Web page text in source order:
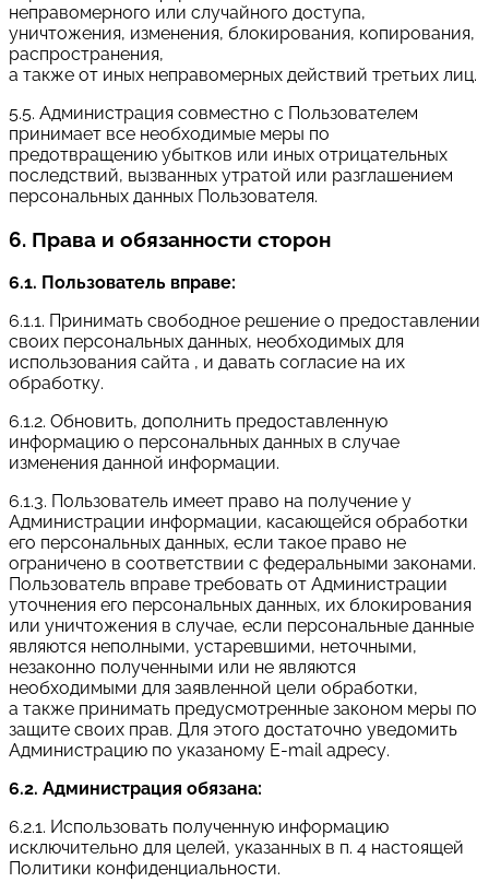
неправомерного или случайного доступа,
уничтожения, изменения, блокирования, копирования,
распространения,
а также от иных неправомерных действий третьих лиц.
5.5. Администрация совместно с Пользователем
принимает все необходимые меры по
предотвращению убытков или иных отрицательных
последствий, вызванных утратой или разглашением
персональных данных Пользователя.
6. Права и обязанности сторон
6.1. Пользователь вправе:
6.1.1. Принимать свободное решение о предоставлении
своих персональных данных, необходимых для
использования сайта , и давать согласие на их
обработку.
6.1.2. Обновить, дополнить предоставленную
информацию о персональных данных в случае
изменения данной информации.
6.1.3. Пользователь имеет право на получение у
Администрации информации, касающейся обработки
его персональных данных, если такое право не
ограничено в соответствии с федеральными законами.
Пользователь вправе требовать от Администрации
уточнения его персональных данных, их блокирования
или уничтожения в случае, если персональные данные
являются неполными, устаревшими, неточными,
незаконно полученными или не являются
необходимыми для заявленной цели обработки,
а также принимать предусмотренные законом меры по
защите своих прав. Для этого достаточно уведомить
Администрацию по указаному E-mail адресу.
6.2. Администрация обязана:
6.2.1. Использовать полученную информацию
исключительно для целей, указанных в п. 4 настоящей
Политики конфиденциальности.